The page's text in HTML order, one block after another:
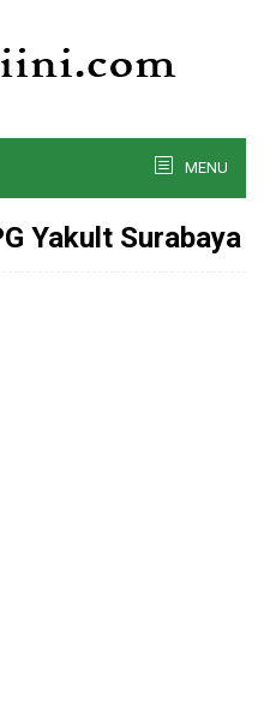
MENU
Yakult Surabaya